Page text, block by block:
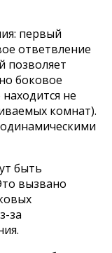
первый
ответвление
позволяет
боковое
не
комнат).
быть
вызвано
за